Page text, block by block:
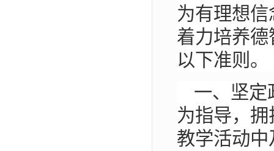
为有理想
着力培养
以下准则。
一、坚定
为指导，
教学活动